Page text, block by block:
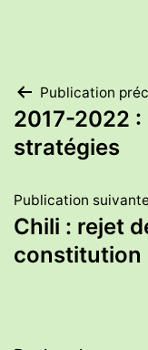
de
l’article
Publication
2017-2022
stratégies
Publication
Chili : rejet
constitution